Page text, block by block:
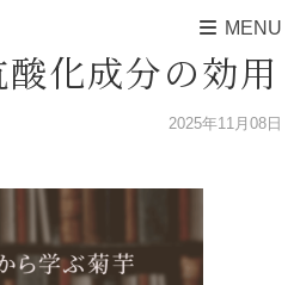
MENU
化成分の効用
2025年11月08日